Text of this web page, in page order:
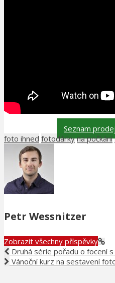
Seznam
foto ihned fotodárky na počkání
Petr Wessnitzer
Zobrazit všechny příspěvky
Druhá série pořadu o focení
Vánoční kurz na sestavení